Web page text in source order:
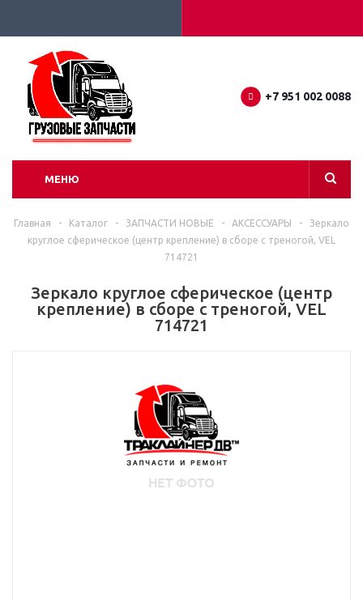
+7 951 002 0088
МЕНЮ
Главная - Каталог - ЗАПЧАСТИ НОВЫЕ - АКСЕССУАРЫ -
Зеркало
круглое сферическое (центр крепление) в сборе с треногой, VEL
714721
Зеркало круглое сферическое (центр
крепление) в сборе с треногой, VEL
714721